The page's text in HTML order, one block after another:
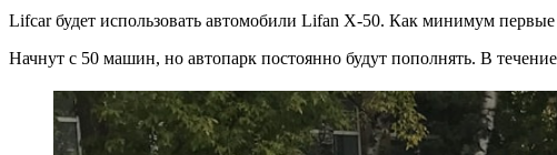
Lifcar будет использовать автомобили Lifan X-50. Как минимум
Начнут с 50 машин, но автопарк постоянно будут пополнять. В